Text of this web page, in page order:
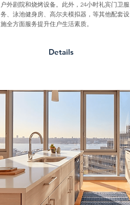
户外剧院和烧烤设备。此外，24小时礼宾门卫服
务、泳池健身房、高尔夫模拟器，等其他配套设
施全方面服务提升住户生活素质。
Details